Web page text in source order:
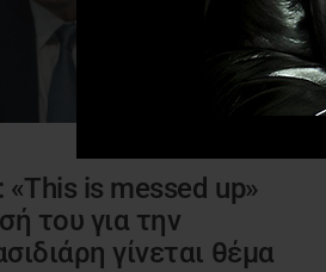
is messed up»
του για την
γίνεται θέμα